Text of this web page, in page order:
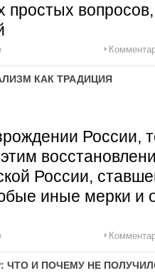
простых
КАК ТРАДИЦИЯ
России,
России,
иные мерки и
ЧТО И ПОЧЕМУ НЕ